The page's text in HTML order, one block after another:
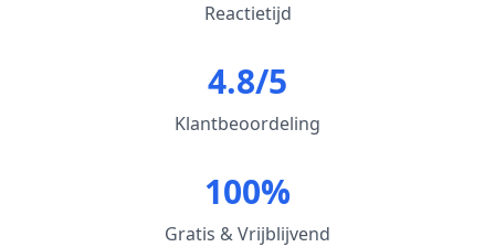
Reactietijd
4.8/5
Klantbeoordeling
100%
Gratis & Vrijblijvend